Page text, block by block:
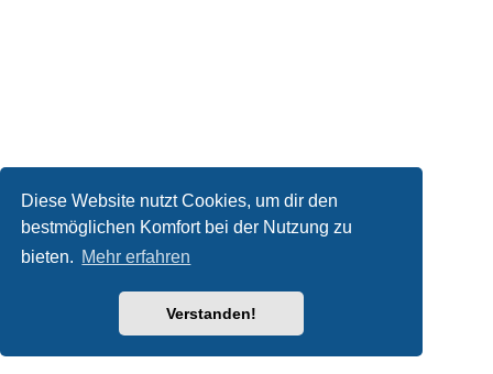
Diese Website nutzt Cookies, um dir den
bestmöglichen Komfort bei der Nutzung zu
bieten. Mehr erfahren
Verstanden!